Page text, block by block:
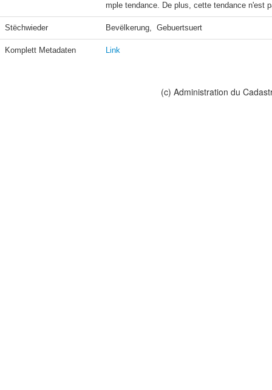
mple tendance. De plus, cette tendance n'est
Stëchwieder Bevëlkerung,  Gebuertsuert
Komplett Metadaten Link
(c) Administration du